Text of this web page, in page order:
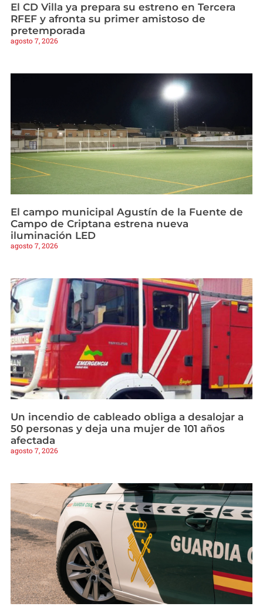
El CD Villa ya prepara su estreno en Tercera
RFEF y afronta su primer amistoso de
pretemporada
agosto 7, 2026
El campo municipal Agustín de la Fuente de
Campo de Criptana estrena nueva
iluminación LED
agosto 7, 2026
Un incendio de cableado obliga a desalojar a
50 personas y deja una mujer de 101 años
afectada
agosto 7, 2026